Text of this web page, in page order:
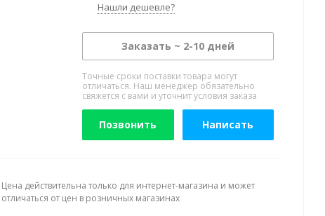
Нашли дешевле?
Заказать ~ 2-10 дней
Точные сроки поставки товара могут
отличаться. Наш менеджер обязательно
свяжется с вами и уточнит условия заказа
Позвонить Написать
Цена действительна только для интернет-магазина и может
отличаться от цен в розничных магазинах